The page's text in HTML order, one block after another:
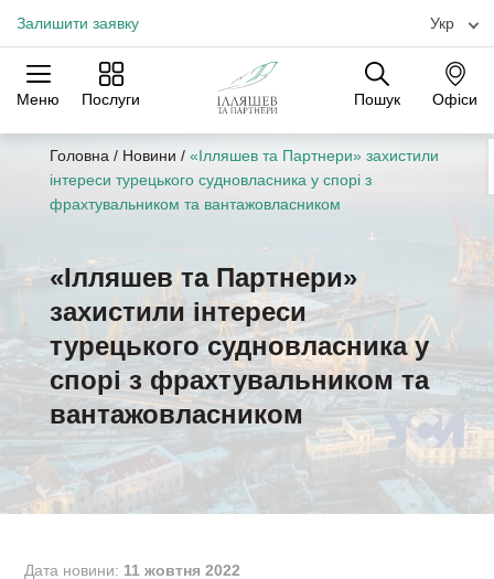
Залишити заявку Укр
Меню Послуги Пошук Офіси
Практики Галузі
Офіси
Головна / Новини / «Ілляшев та Партнери» захистили
інтереси турецького судновласника у спорі з
фрахтувальником та вантажовласником
«Ілляшев та Партнери»
захистили інтереси
турецького судновласника у
спорі з фрахтувальником та
вантажовласником
Дата новини: 11 жовтня 2022